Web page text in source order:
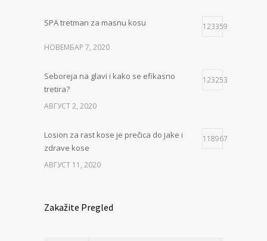
SPA tretman za masnu kosu 123359
НОВЕМБАР 7, 2020
Seboreja na glavi i kako se efikasno
tretira?
123253
АВГУСТ 2, 2020
Losion za rast kose je prečica do jake i
zdrave kose
118967
АВГУСТ 11, 2020
Zakažite Pregled